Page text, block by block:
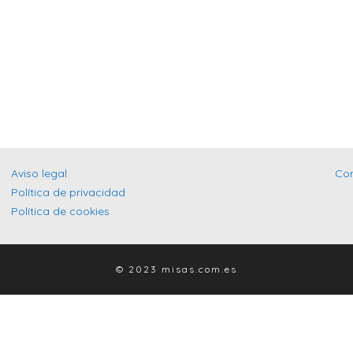
Aviso legal
Política de privacidad
Política de cookies
© 2023 misas.com.es